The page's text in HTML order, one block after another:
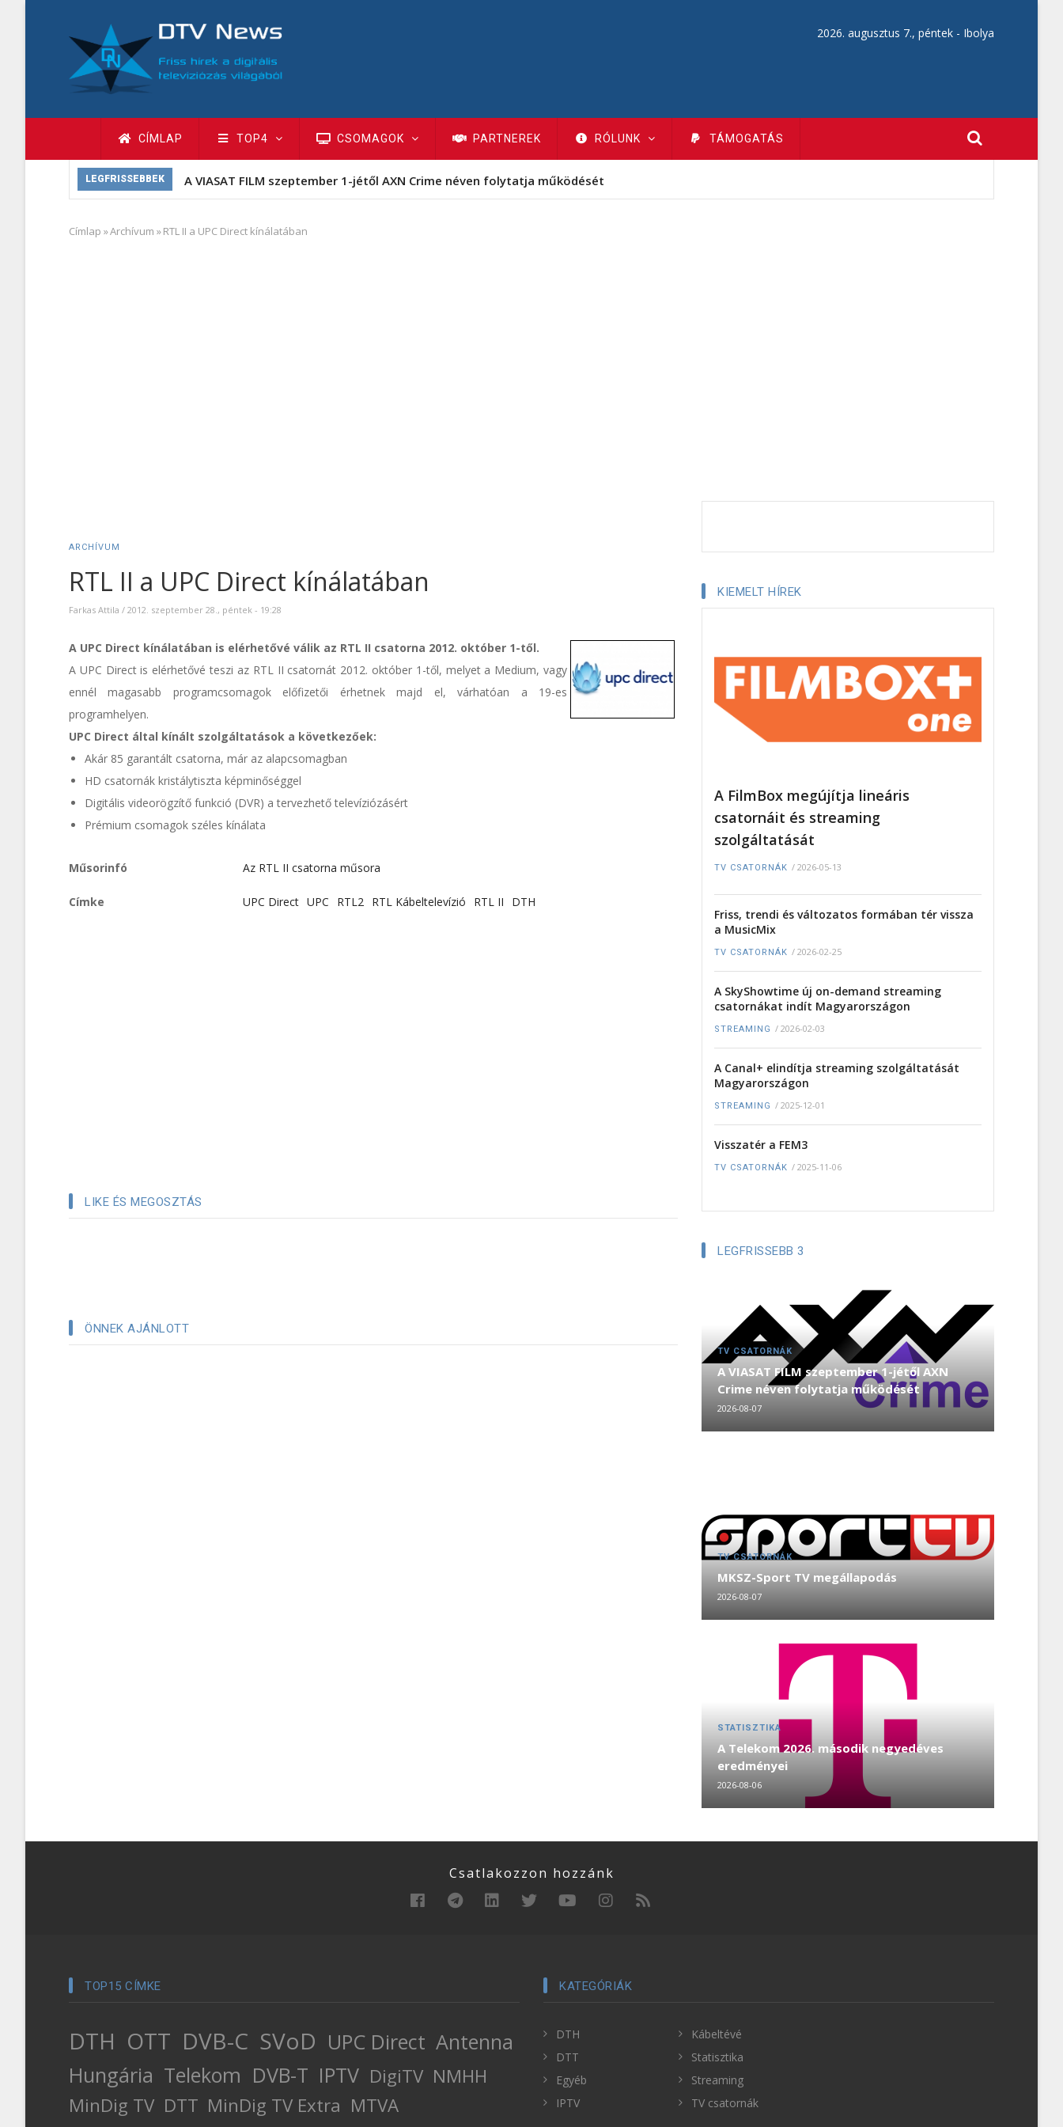
tartalomra
2026. augusztus 7., péntek - Ibolya
Fő
navigáció
CÍMLAP TOP4 CSOMAGOK PARTNEREK RÓLUNK TÁMOGATÁS
LEGFRISSEBBEK A VIASAT FILM szeptember 1-jétől AXN Crime néven folytatja működését
Morzsa
Címlap »Archívum »RTL II a UPC Direct kínálatában
ARCHÍVUM
RTL II a UPC Direct kínálatában
Farkas Attila / 2012. szeptember 28., péntek - 19:28
A UPC Direct kínálatában is elérhetővé válik az RTL II csatorna 2012. október 1-től.
A UPC Direct is elérhetővé teszi az RTL II csatornát 2012. október 1-től, melyet a Medium, vagy
ennél magasabb programcsomagok előfizetői érhetnek majd el, várhatóan a 19-es
programhelyen.
UPC Direct által kínált szolgáltatások a következőek:
Akár 85 garantált csatorna, már az alapcsomagban
HD csatornák kristálytiszta képminőséggel
Digitális videorögzítő funkció (DVR) a tervezhető televíziózásért
Prémium csomagok széles kínálata
Műsorinfó Az RTL II csatorna műsora
Címke UPC Direct UPC RTL2 RTL Kábeltelevízió RTL II DTH
LIKE ÉS MEGOSZTÁS
ÖNNEK AJÁNLOTT
KIEMELT HÍREK
A FilmBox megújítja lineáris
csatornáit és streaming
szolgáltatását
TV CSATORNÁK / 2026-05-13
Friss, trendi és változatos formában tér vissza
a MusicMix
TV CSATORNÁK / 2026-02-25
A SkyShowtime új on-demand streaming
csatornákat indít Magyarországon
STREAMING / 2026-02-03
A Canal+ elindítja streaming szolgáltatását
Magyarországon
STREAMING / 2025-12-01
Visszatér a FEM3
TV CSATORNÁK / 2025-11-06
LEGFRISSEBB 3
TV CSATORNÁK
A VIASAT FILM szeptember 1-jétől AXN
Crime néven folytatja működését
2026-08-07
TV CSATORNÁK
MKSZ-Sport TV megállapodás
2026-08-07
STATISZTIKA
A Telekom 2026. második negyedéves
eredményei
2026-08-06
Csatlakozzon hozzánk
TOP15 CÍMKE
DTH OTT DVB-C SVoD UPC Direct Antenna
Hungária Telekom DVB-T IPTV DigiTV NMHH
MinDig TV DTT MinDig TV Extra MTVA
KATEGÓRIÁK
DTH
DTT
Egyéb
IPTV
Kábeltévé
Statisztika
Streaming
TV csatornák